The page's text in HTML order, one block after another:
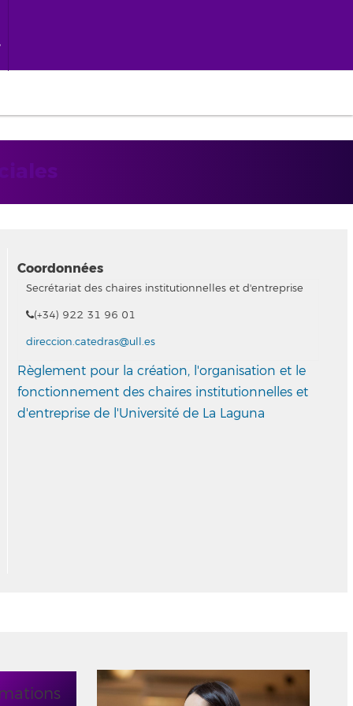
Coordonnées
Secrétariat des chaires institutionnelles et d'entreprise
(+34) 922 31 96 01
direccion.catedras@ull.es
Règlement pour la création, l'organisation et le
fonctionnement des chaires institutionnelles et
d'entreprise de l'Université de La Laguna